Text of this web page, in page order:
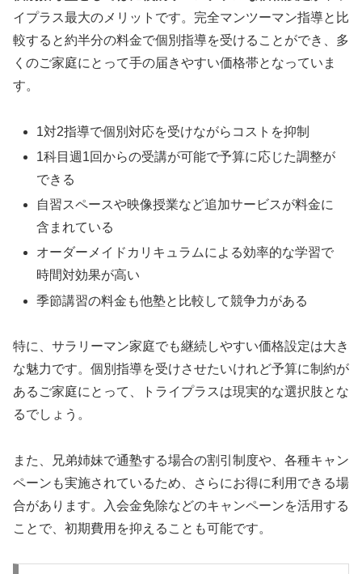
イプラス最大のメリットです。完全マンツーマン指導と比
較すると約半分の料金で個別指導を受けることができ、多
くのご家庭にとって手の届きやすい価格帯となっていま
す。
1対2指導で個別対応を受けながらコストを抑制
1科目週1回からの受講が可能で予算に応じた調整が
できる
自習スペースや映像授業など追加サービスが料金に
含まれている
オーダーメイドカリキュラムによる効率的な学習で
時間対効果が高い
季節講習の料金も他塾と比較して競争力がある
特に、サラリーマン家庭でも継続しやすい価格設定は大き
な魅力です。個別指導を受けさせたいけれど予算に制約が
あるご家庭にとって、トライプラスは現実的な選択肢とな
るでしょう。
また、兄弟姉妹で通塾する場合の割引制度や、各種キャン
ペーンも実施されているため、さらにお得に利用できる場
合があります。入会金免除などのキャンペーンを活用する
ことで、初期費用を抑えることも可能です。